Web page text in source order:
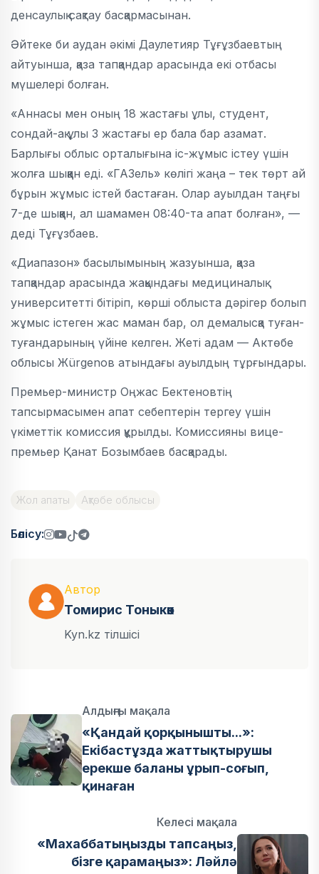
денсаулық сақтау басқармасынан.
Әйтеке би аудан әкімі Даулетияр Тұғұзбаевтың
айтуынша, қаза тапқандар арасында екі отбасы
мүшелері болған.
«Аннасы мен оның 18 жастағы ұлы, студент,
сондай-ақ ұлы 3 жастағы ер бала бар азамат.
Барлығы облыс орталығына іс-жұмыс істеу үшін
жолға шыққан еді. «ГАЗель» көлігі жаңа – тек төрт ай
бұрын жұмыс істей бастаған. Олар ауылдан таңғы
7-де шыққан, ал шамамен 08:40-та апат болған», —
деді Тұғұзбаев.
«Диапазон» басылымының жазуынша, қаза
тапқандар арасында жақындағы медициналық
университетті бітіріп, көрші облыста дәрігер болып
жұмыс істеген жас маман бар, ол демалысқа туған-
туғандарының үйіне келген. Жеті адам — Актөбе
облысы Жürgenов атындағы ауылдың тұрғындары.
Премьер-министр Оңжас Бектеновтің
тапсырмасымен апат себептерін тергеу үшін
үкіметтік комиссия құрылды. Комиссияны вице-
премьер Қанат Бозымбаев басқарады.
Жол апаты Ақтөбе облысы
Бөлісу:
Автор
Томирис Тоныкөк
Kyn.kz тілшісі
Алдыңғы мақала
«Қандай қорқынышты...»:
Екібастұзда жаттықтырушы
ерекше баланы ұрып-соғып,
қинаған
Келесі мақала
«Махаббатыңызды тапсаңыз,
бізге қарамаңыз»: Ләйлә